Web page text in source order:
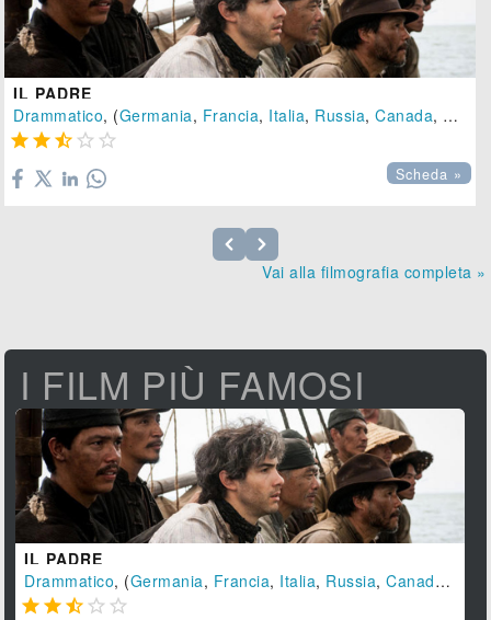
IL PADRE
Drammatico, (Germania, Francia, Italia, Russia,Canada,
    
Scheda »
Vai alla filmografia completa »
I FILM PIÙ FAMOSI
IL PADRE
Drammatico, (Germania, Francia, Italia, Russia,Canada ,
    